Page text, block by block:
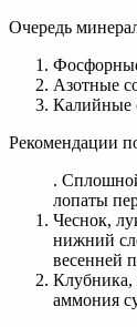
Очередь
Азотные
Калийные
Рекомендации
.
лопаты
Чеснок,
нижний
весенней
Клубника,
аммония